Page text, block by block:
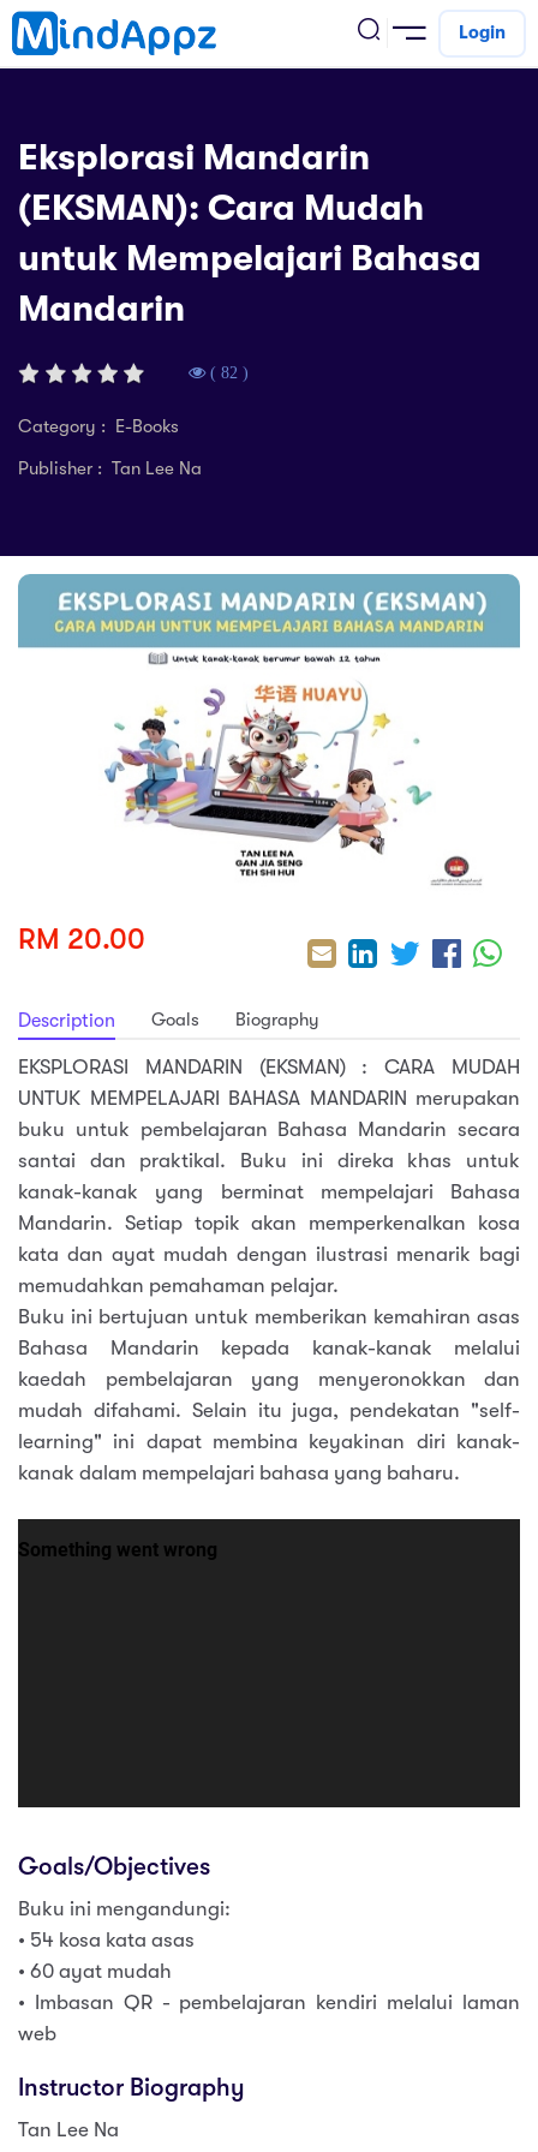
(SPM)
(PT3)
5
Arrival
Store
Development
& Fitness
Training
& Spirituality
Login
Eksplorasi Mandarin
(EKSMAN): Cara Mudah
untuk Mempelajari Bahasa
Mandarin
( 82 )
Category : E-Books
Publisher : Tan Lee Na
RM 20.00
Description Goals Biography
EKSPLORASI MANDARIN (EKSMAN) : CARA MUDAH
UNTUK MEMPELAJARI BAHASA MANDARIN merupakan
buku untuk pembelajaran Bahasa Mandarin secara
santai dan praktikal. Buku ini direka khas untuk
kanak-kanak yang berminat mempelajari Bahasa
Mandarin. Setiap topik akan memperkenalkan kosa
kata dan ayat mudah dengan ilustrasi menarik bagi
memudahkan pemahaman pelajar.
Buku ini bertujuan untuk memberikan kemahiran asas
Bahasa Mandarin kepada kanak-kanak melalui
kaedah pembelajaran yang menyeronokkan dan
mudah difahami. Selain itu juga, pendekatan "self-
learning" ini dapat membina keyakinan diri kanak-
kanak dalam mempelajari bahasa yang baharu.
Goals/Objectives
Buku ini mengandungi:
• 54 kosa kata asas
• 60 ayat mudah
• Imbasan QR - pembelajaran kendiri melalui laman
web
Instructor Biography
Tan Lee Na